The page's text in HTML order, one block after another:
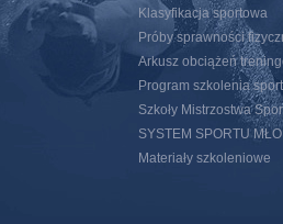
Klasyfikacja sportowa
Próby sprawności
Arkusz obciążeń
Program szkolenia
Szkoły Mistrzostwa
SYSTEM SPORTU
Materiały szkoleniowe